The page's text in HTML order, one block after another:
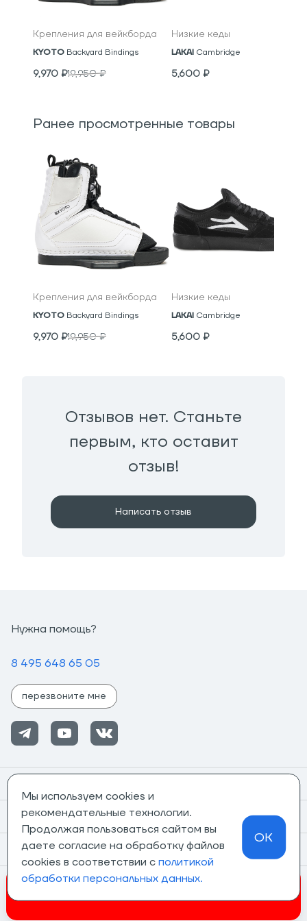
Крепления для вейкборда
KYOTO Backyard Bindings
9,970 ₽19,950₽
Низкие кеды
LAKAI Cambridge
5,600 ₽
Ранее просмотренные товары
Крепления для вейкборда
KYOTO Backyard Bindings
9,970 ₽19,950₽
Низкие кеды
LAKAI Cambridge
5,600 ₽
Отзывов нет. Станьте
первым, кто оставит
отзыв!
Написать отзыв
Нужна помощь?
8 495 648 65 05
перезвоните мне
Информация
О компании
Магазины
Мы используем cookies и
рекомендательные технологии.
Продолжая пользоваться сайтом вы
даете согласие на обработку файлов
cookies в соответствии с политикой
обработки персональных данных.
OK